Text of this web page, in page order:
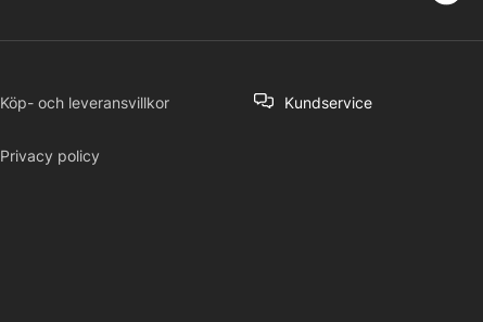
Köp- och leveransvillkor
Privacy policy
Kundservice